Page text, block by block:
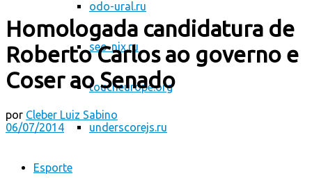
odo-ural.ru
seo-nix.ru
toucheurope.org
underscorejs.ru
Esporte
Homologada candidatura de
Roberto Carlos ao governo e
Coser ao Senado
por Cleber Luiz Sabino
06/07/2014